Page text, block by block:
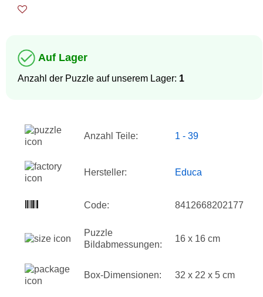
Auf Lager
Anzahl der Puzzle auf unserem Lager: 1
Anzahl Teile: 1 - 39
Hersteller: Educa
Code: 8412668202177
Puzzle
Bildabmessungen:
16 x 16 cm
Box-Dimensionen: 32 x 22 x 5 cm